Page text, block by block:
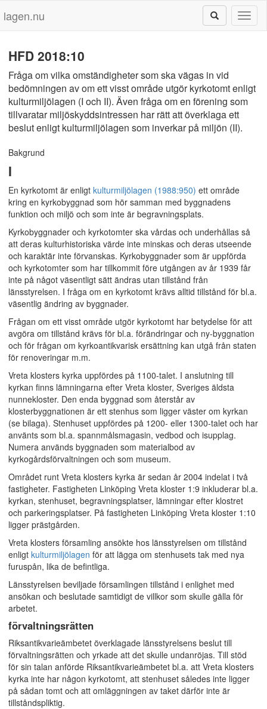
lagen.nu
HFD 2018:10
Fråga om vilka omständigheter som ska vägas in vid
bedömningen av om ett visst område utgör kyrkotomt enligt
kulturmiljölagen (I och II). Även fråga om en förening som
tillvaratar miljöskyddsintressen har rätt att överklaga ett
beslut enligt kulturmiljölagen som inverkar på miljön (II).
Bakgrund
I
En kyrkotomt är enligt kulturmiljölagen (1988:950) ett område
kring en kyrkobyggnad som hör samman med byggnadens
funktion och miljö och som inte är begravningsplats.
Kyrkobyggnader och kyrkotomter ska vårdas och underhållas så
att deras kulturhistoriska värde inte minskas och deras utseende
och karaktär inte förvanskas. Kyrkobyggnader som är uppförda
och kyrkotomter som har tillkommit före utgången av år 1939 får
inte på något väsentligt sätt ändras utan tillstånd från
länsstyrelsen. I fråga om en kyrkotomt krävs alltid tillstånd för bl.a.
väsentlig ändring av byggnader.
Frågan om ett visst område utgör kyrkotomt har betydelse för att
avgöra om tillstånd krävs för bl.a. förändringar och ny-byggnation
och för frågan om kyrkoantikvarisk ersättning kan utgå från staten
för renoveringar m.m.
Vreta klosters kyrka uppfördes på 1100-talet. I anslutning till
kyrkan finns lämningarna efter Vreta kloster, Sveriges äldsta
nunnekloster. Den enda byggnad som återstår av
klosterbyggnationen är ett stenhus som ligger väster om kyrkan
(se bilaga). Stenhuset uppfördes på 1200- eller 1300-talet och har
använts som bl.a. spannmålsmagasin, vedbod och isupplag.
Numera används byggnaden som materialbod av
kyrkogårdsförvaltningen och som museum.
Området runt Vreta klosters kyrka är sedan år 2004 indelat i två
fastigheter. Fastigheten Linköping Vreta kloster 1:9 inkluderar bl.a.
kyrkan, stenhuset, begravningsplatser, lämningar efter klostret
och parkeringsplatser. På fastigheten Linköping Vreta kloster 1:10
ligger prästgården.
Vreta klosters församling ansökte hos länsstyrelsen om tillstånd
enligt kulturmiljölagen för att lägga om stenhusets tak med nya
furuspån, lika de befintliga.
Länsstyrelsen beviljade församlingen tillstånd i enlighet med
ansökan och beslutade samtidigt de villkor som skulle gälla för
arbetet.
förvaltningsrätten
Riksantikvarieämbetet överklagade länsstyrelsens beslut till
förvaltningsrätten och yrkade att det skulle undanröjas. Till stöd
för sin talan anförde Riksantikvarieämbetet bl.a. att Vreta klosters
kyrka inte har någon kyrkotomt, att stenhuset således inte ligger
på sådan tomt och att omläggningen av taket därför inte är
tillståndspliktig.